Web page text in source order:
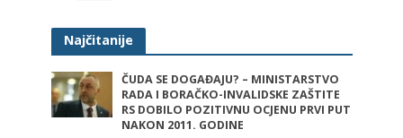
Najčitanije
ČUDA SE DOGAĐAJU? – MINISTARSTVO
RADA I BORAČKO-INVALIDSKE ZAŠTITE
RS DOBILO POZITIVNU OCJENU PRVI PUT
NAKON 2011. GODINE